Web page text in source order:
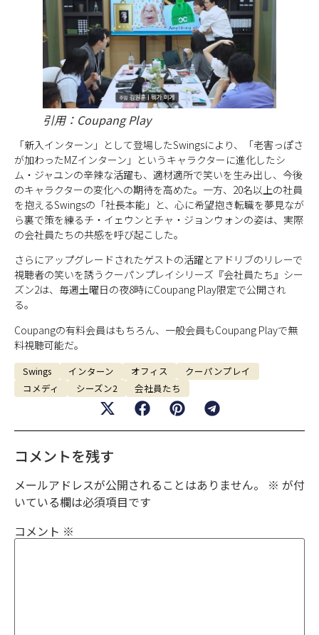
引用：Coupang Play
「新入インターン」として登場したSwingsにより、「老害っぽさ
が加わったMZインターン」というキャラクターに進化したシ
ム・ジャユンの辛辣な活躍も、適材適所で笑いを生み出し、今後
のキャラクターの変化への期待を高めた。一方、20名以上の社員
を抱えるSwingsの「社長本能」と、心に希望抱き転職を夢見なが
ら裏で策を練るチ・イェウンとチャ・ジョンウォンの姿は、実際
の会社員たちの共感を呼び起こした。
さらにアップグレードされたゲストの活躍とアドリブのリレーで
視聴者の笑いを誘うクーパンプレイシリーズ『会社員たち』シー
ズン2は、毎週土曜日の夜8時にCoupang Play限定で公開され
る。
Coupangの有料会員はもちろん、一般会員もCoupang Playで無
料視聴可能だ。
Swings インターン オフィス
クーパンプレイ
コメディ
シーズン2 会社員たち
コメントを残す
メールアドレスが公開されることはありません。 ※ が付
いている欄は必須項目です
コメント ※